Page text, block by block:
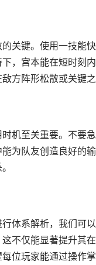
关键。使用一技能
，宫本能在短时刻
方阵形松散或关键之
机至关重要。不要
为队友创造良好的
体系解析，我们可
不仅能显著提升其
位玩家能通过操作